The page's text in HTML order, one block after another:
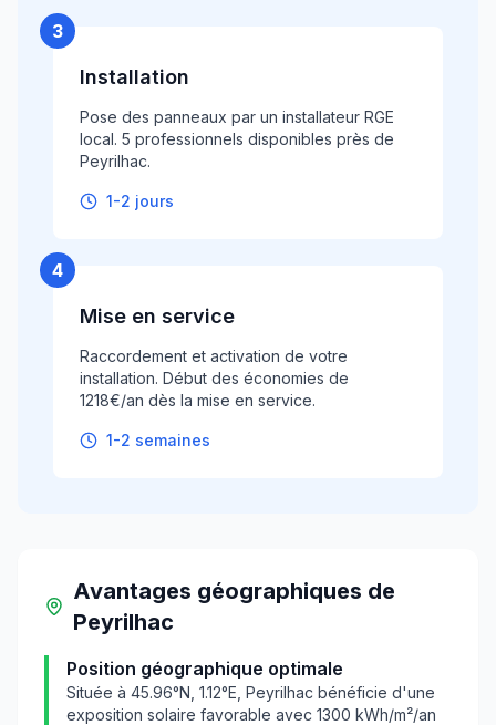
3
Installation
Pose des panneaux par un installateur RGE
local. 5 professionnels disponibles près de
Peyrilhac.
1-2 jours
4
Mise en service
Raccordement et activation de votre
installation. Début des économies de
1218€/an dès la mise en service.
1-2 semaines
Avantages géographiques de
Peyrilhac
Position géographique optimale
Située à 45.96°N, 1.12°E, Peyrilhac bénéficie d'une
exposition solaire favorable avec 1300 kWh/m²/an